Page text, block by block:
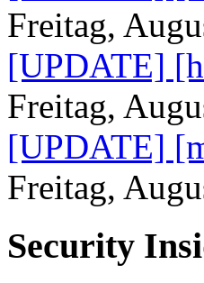
Freitag,
[UPDATE]
Freitag,
[UPDATE]
Freitag,
Security